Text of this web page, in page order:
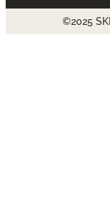
©2025